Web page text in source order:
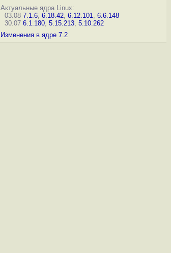
Актуальные ядра Linux:
03.08 7.1.6, 6.18.42, 6.12.101, 6.6.148
30.07 6.1.180, 5.15.213, 5.10.262
Изменения в ядре 7.2